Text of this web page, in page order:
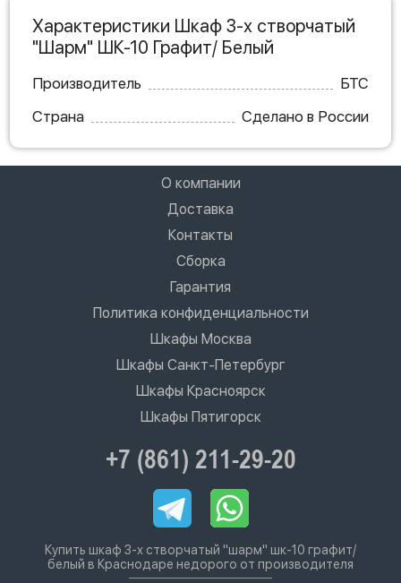
Характеристики Шкаф 3-х створчатый
"Шарм" ШК-10 Графит/ Белый
Производитель
БТС
Страна
Сделано в России
О компании
Доставка
Контакты
Сборка
Гарантия
Политика конфиденциальности
Шкафы Москва
Шкафы Санкт-Петербург
Шкафы Красноярск
Шкафы Пятигорск
+7 (861) 211-29-20
Купить шкаф 3-х створчатый "шарм" шк-10 графит/
белый в Краснодаре недорого от производителя